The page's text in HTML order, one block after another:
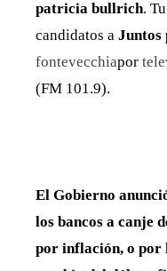
patricia bullrich.
candidatos a Juntos
fontevecchiapor
(FM 101.9).
El Gobierno
los bancos a canje
por inflación, o por